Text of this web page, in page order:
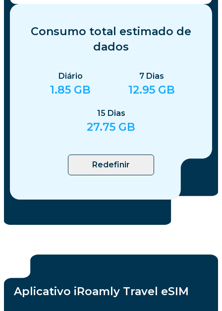
Consumo total estimado de
dados
Diário
1.85 GB
7 Dias
12.95 GB
15 Dias
27.75 GB
Redefinir
Aplicativo iRoamly Travel eSIM